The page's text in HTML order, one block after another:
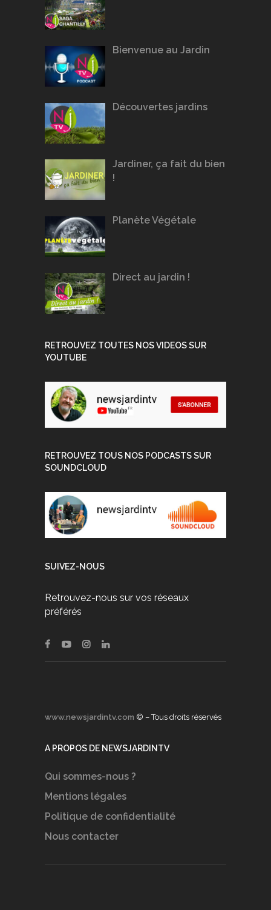
Bienvenue au Jardin
Découvertes jardins
Jardiner, ça fait du bien
!
Planète Végétale
Direct au jardin !
RETROUVEZ TOUTES NOS VIDEOS SUR
YOUTUBE
RETROUVEZ TOUS NOS PODCASTS SUR
SOUNDCLOUD
SUIVEZ-NOUS
Retrouvez-nous sur vos réseaux
préférés
www.newsjardintv.com © – Tous droits réservés
A PROPOS DE NEWSJARDINTV
Qui sommes-nous ?
Mentions légales
Politique de confidentialité
Nous contacter